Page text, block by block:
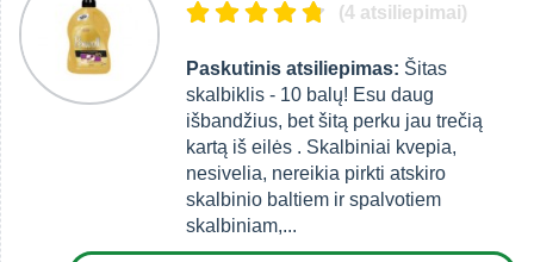
(4 atsiliepimai)
Paskutinis atsiliepimas: Šitas
skalbiklis - 10 balų! Esu daug
išbandžius, bet šitą perku jau trečią
kartą iš eilės . Skalbiniai kvepia,
nesivelia, nereikia pirkti atskiro
skalbinio baltiem ir spalvotiem
skalbiniam,...